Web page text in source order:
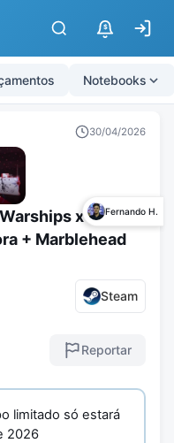
$
Notebooks
30/04/2026
Fernando H.
x Azur
+ Marblehead
Steam
Reportar
limitado só estará
2026